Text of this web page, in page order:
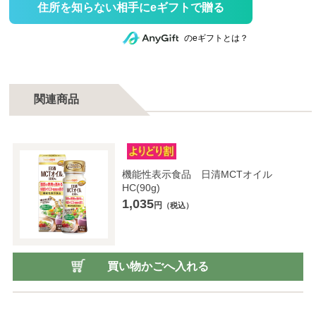
住所を知らない相手にeギフトで贈る
のeギフトとは？
関連商品
機能性表示食品 日清MCTオイル
HC(90g)
1,035円 （税込）
買い物かごへ入れる